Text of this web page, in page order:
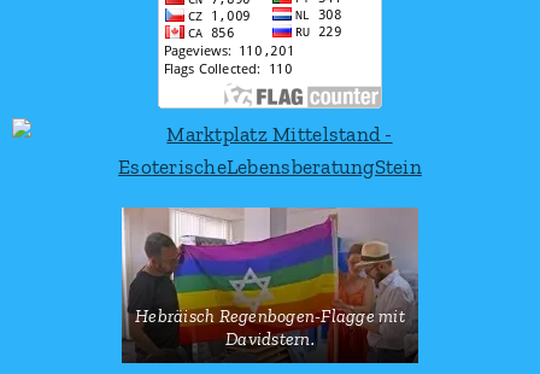
Hebräisch Regenbogen-Flagge mit
Davidstern.